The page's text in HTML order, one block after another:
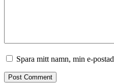
Spara mitt namn, min e-